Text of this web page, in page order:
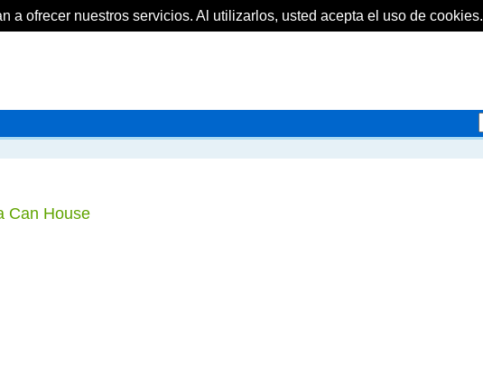
Can House
a ofrecer nuestros servicios. Al utilizarlos, usted acepta el uso de cookies.